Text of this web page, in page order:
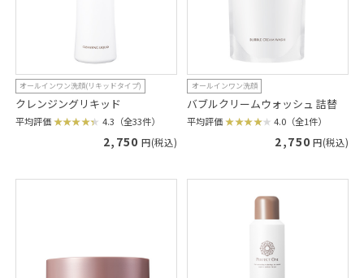
オールインワン洗顔(リキッドタイプ)
クレンジングリキッド
平均評価 4.3（全33件）
2,750 円(税込)
オールインワン洗顔
バブルクリームウォッシュ 詰替
平均評価 4.0（全1件）
2,750 円(税込)